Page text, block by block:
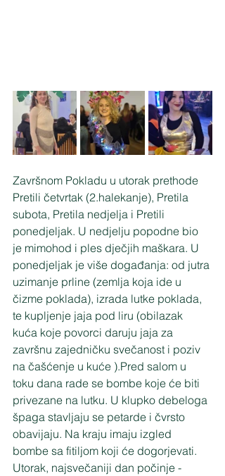
Završnom Pokladu u utorak prethode
Pretili četvrtak (2.halekanje), Pretila
subota, Pretila nedjelja i Pretili
ponedjeljak. U nedjelju popodne bio
je mimohod i ples dječjih maškara. U
ponedjeljak je više događanja: od jutra
uzimanje prline (zemlja koja ide u
čizme poklada), izrada lutke poklada,
te kupljenje jaja pod liru (obilazak
kuća koje povorci daruju jaja za
završnu zajedničku svečanost i poziv
na čašćenje u kuće ).Pred salom u
toku dana rade se bombe koje će biti
privezane na lutku. U klupko debeloga
špaga stavljaju se petarde i čvrsto
obavijaju. Na kraju imaju izgled
bombe sa fitiljom koji će dogorjevati.
Utorak, najsvečaniji dan počinje -